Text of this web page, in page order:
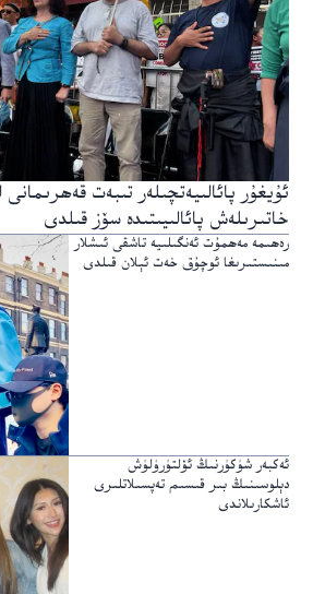
ئۇيغۇر پائالىيەتچىلەر تىبەت قەھرىمانى
خاتىرىلەش پائالىيىتىدە سۆز قىلدى
رەھىمە مەھمۇت ئەنگىلىيە تاشقى ئىشلار
مىنىستىرىغا ئوچۇق خەت ئېلان قىلدى
ئەكبەر شۈكۈرنىڭ ئۆلتۈرۈلۈش
دېلوسىنىڭ بىر قىسىم تەپسىلاتلىرى
ئاشكارىلاندى